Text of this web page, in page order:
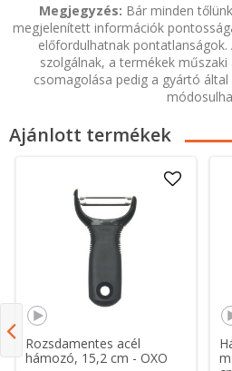
Megjegyzés: Bár minden
megjelenített információk
előfordulhatnak
szolgálnak, a termékek
csomagolása pedig a gyártó
Ajánlott termékek
Rozsdamentes acél
hámozó, 15,2 cm - OXO